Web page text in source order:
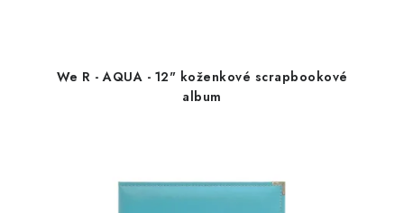
We R - AQUA - 12" koženkové scrapbookové
album